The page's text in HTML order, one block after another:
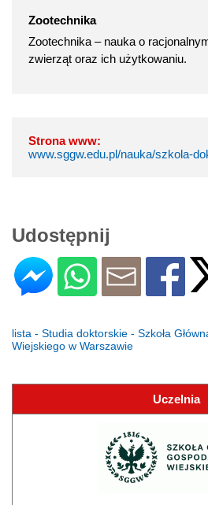
Zootechnika
Zootechnika – nauka o
zwierząt oraz ich użytkowaniu.
Strona www:
www.sggw.edu.pl/nauka/szkola-
Udostępnij
lista - Studia doktorskie - Szkoła
Wiejskiego w Warszawie
Uczelnia